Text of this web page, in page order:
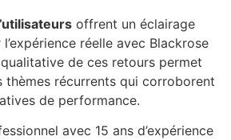
offrent un éclairage
réelle avec Blackrose
qualitative de ces retours permet
thèmes récurrents qui corroborent
de performance.
avec 15 ans d’expérience